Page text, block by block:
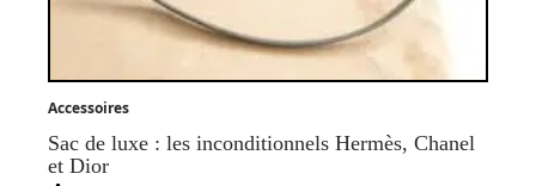
Accessoires
Sac de luxe : les inconditionnels Hermès, Chanel
et Dior